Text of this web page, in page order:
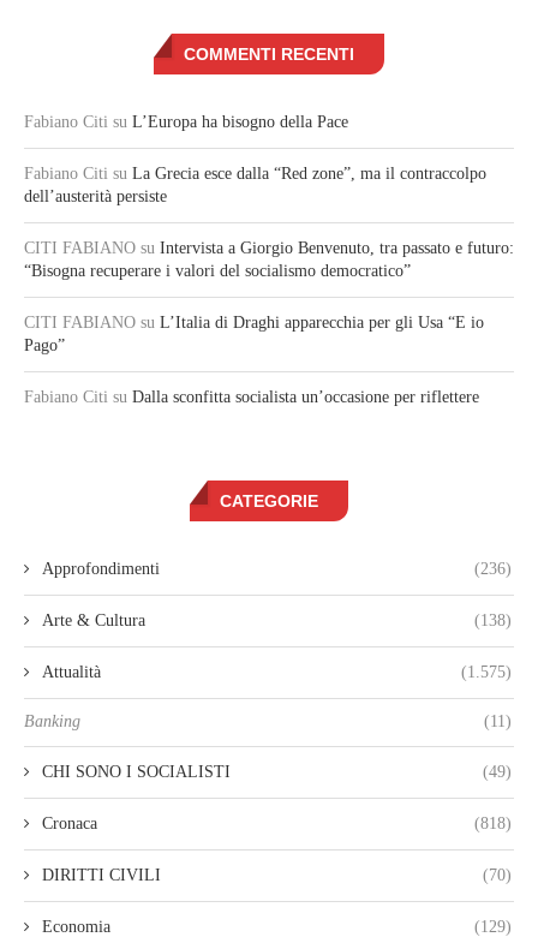
COMMENTI RECENTI
Fabiano Citi su L’Europa ha bisogno della Pace
Fabiano Citi su La Grecia esce dalla “Red zone”, ma il contraccolpo
dell’austerità persiste
CITI FABIANO su Intervista a Giorgio Benvenuto, tra passato e futuro:
“Bisogna recuperare i valori del socialismo democratico”
CITI FABIANO su L’Italia di Draghi apparecchia per gli Usa “E io
Pago”
Fabiano Citi su Dalla sconfitta socialista un’occasione per riflettere
CATEGORIE
Approfondimenti (236)
Arte & Cultura (138)
Attualità (1.575)
Banking (11)
CHI SONO I SOCIALISTI (49)
Cronaca (818)
DIRITTI CIVILI (70)
Economia (129)